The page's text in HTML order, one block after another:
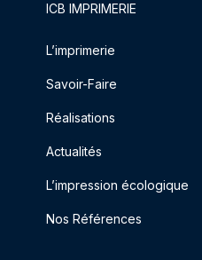
ICB IMPRIMERIE
L’imprimerie
Savoir-Faire
Réalisations
Actualités
L’impression écologique
Nos Références